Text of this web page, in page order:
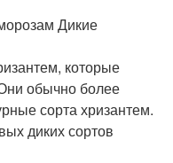
Дикие
которые
обычно более
сорта хризантем.
диких сортов